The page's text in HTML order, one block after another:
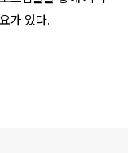
가 있다.